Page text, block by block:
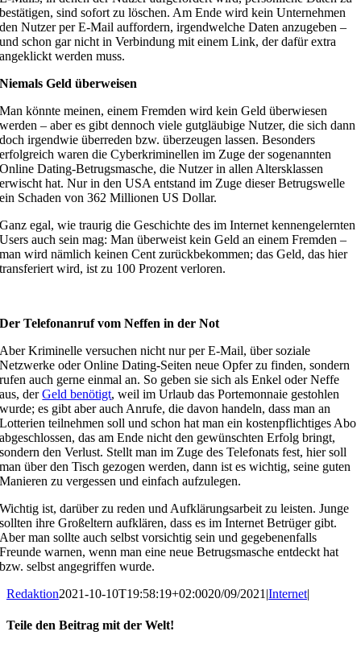
bestätigen, sind sofort zu löschen. Am Ende wird kein Unternehmen
den Nutzer per E-Mail auffordern, irgendwelche Daten anzugeben –
und schon gar nicht in Verbindung mit einem Link, der dafür extra
angeklickt werden muss.
Niemals Geld überweisen
Man könnte meinen, einem Fremden wird kein Geld überwiesen
werden – aber es gibt dennoch viele gutgläubige Nutzer, die sich dann
doch irgendwie überreden bzw. überzeugen lassen. Besonders
erfolgreich waren die Cyberkriminellen im Zuge der sogenannten
Online Dating-Betrugsmasche, die Nutzer in allen Altersklassen
erwischt hat. Nur in den USA entstand im Zuge dieser Betrugswelle
ein Schaden von 362 Millionen US Dollar.
Ganz egal, wie traurig die Geschichte des im Internet kennengelernten
Users auch sein mag: Man überweist kein Geld an einem Fremden –
man wird nämlich keinen Cent zurückbekommen; das Geld, das hier
transferiert wird, ist zu 100 Prozent verloren.
Der Telefonanruf vom Neffen in der Not
Aber Kriminelle versuchen nicht nur per E-Mail, über soziale
Netzwerke oder Online Dating-Seiten neue Opfer zu finden, sondern
rufen auch gerne einmal an. So geben sie sich als Enkel oder Neffe
aus, derGeld benötigt, weil im Urlaub das Portemonnaie gestohlen
wurde; es gibt aber auch Anrufe, die davon handeln, dass man an
Lotterien teilnehmen soll und schon hat man ein kostenpflichtiges Abo
abgeschlossen, das am Ende nicht den gewünschten Erfolg bringt,
sondern den Verlust. Stellt man im Zuge des Telefonats fest, hier soll
man über den Tisch gezogen werden, dann ist es wichtig, seine guten
Manieren zu vergessen und einfach aufzulegen.
Wichtig ist, darüber zu reden und Aufklärungsarbeit zu leisten. Junge
sollten ihre Großeltern aufklären, dass es im Internet Betrüger gibt.
Aber man sollte auch selbst vorsichtig sein und gegebenenfalls
Freunde warnen, wenn man eine neue Betrugsmasche entdeckt hat
bzw. selbst angegriffen wurde.
Redaktion2021-10-10T19:58:19+02:0020/09/2021 |Internet|
Teile den Beitrag mit der Welt!